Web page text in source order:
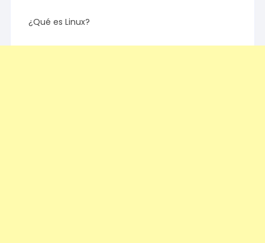
¿Qué es Linux?